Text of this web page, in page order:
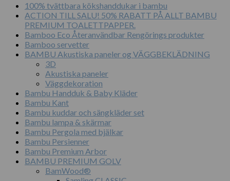
100% tvättbara kökshanddukar i bambu
ACTION TILL SALU! 50% RABATT PÅ ALLT BAMBU
PREMIUM TOALETTPAPPER.
Bamboo Eco Återanvändbar Rengörings produkter
Bamboo servetter
BAMBU Akustiska paneler og VÄGGBEKLÄDNING
3D
Akustiska paneler
Väggdekoration
Bambu Handduk & Baby Kläder
Bambu Kant
Bambu kuddar och sängkläder set
Bambu lampa & skärmar
Bambu Pergola med bjälkar
Bambu Persienner
Bambu Premium Arbor
BAMBU PREMIUM GOLV
BamWood®